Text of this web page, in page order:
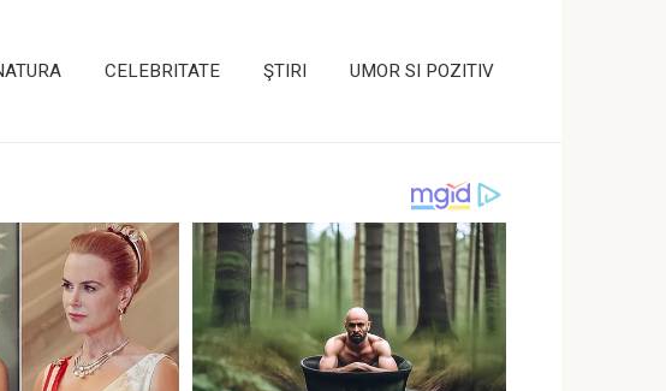
CELEBRITATE ŞTIRI UMOR SI POZITIV